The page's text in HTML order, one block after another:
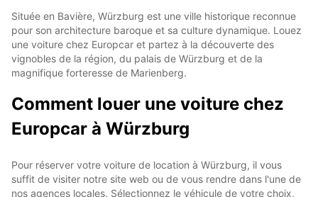
Située en Bavière, Würzburg est une ville historique reconnue
pour son architecture baroque et sa culture dynamique. Louez
une voiture chez Europcar et partez à la découverte des
vignobles de la région, du palais de Würzburg et de la
magnifique forteresse de Marienberg.
Comment louer une voiture chez
Europcar à Würzburg
Pour réserver votre voiture de location à Würzburg, il vous
suffit de visiter notre site web ou de vous rendre dans l'une de
nos agences locales. Sélectionnez le véhicule de votre choix,